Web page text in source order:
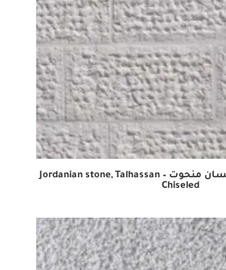
حجر أردني أبيض تل حسان منحوت – Jordanian stone, Talhassan
Chiseled